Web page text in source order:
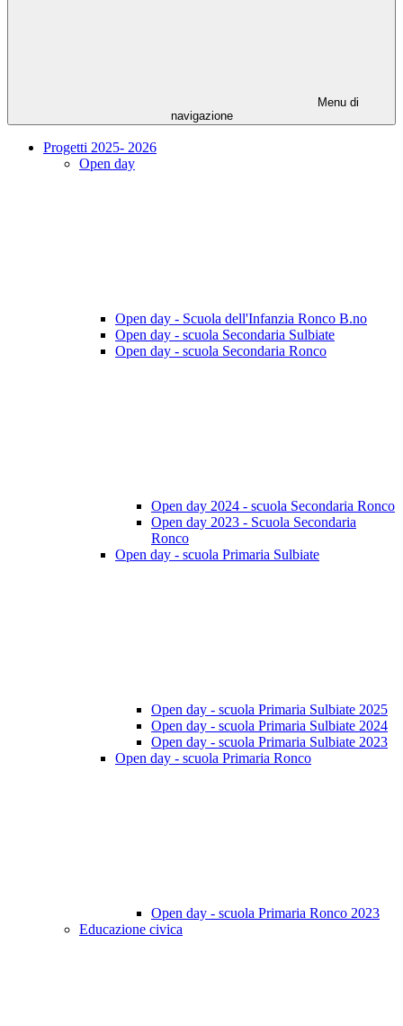
Menu di
navigazione
Progetti 2025- 2026
Open day
Open day - Scuola dell'Infanzia Ronco B.no
Open day - scuola Secondaria Sulbiate
Open day - scuola Secondaria Ronco
Open day 2024 - scuola Secondaria Ronco
Open day 2023 - Scuola Secondaria
Ronco
Open day - scuola Primaria Sulbiate
Open day - scuola Primaria Sulbiate 2025
Open day - scuola Primaria Sulbiate 2024
Open day - scuola Primaria Sulbiate 2023
Open day - scuola Primaria Ronco
Open day - scuola Primaria Ronco 2023
Educazione civica